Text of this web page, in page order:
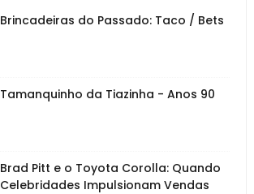
Brincadeiras do Passado: Taco / Bets
Tamanquinho da Tiazinha - Anos 90
Brad Pitt e o Toyota Corolla: Quando
Celebridades Impulsionam Vendas